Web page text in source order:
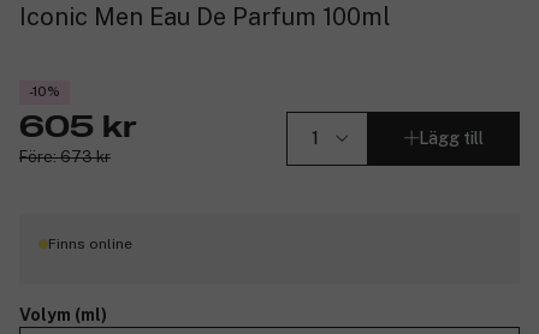
Iconic Men Eau De Parfum 100ml
-10%
605 kr
Före: 673 kr
Lägg till
Finns online
Volym (ml)